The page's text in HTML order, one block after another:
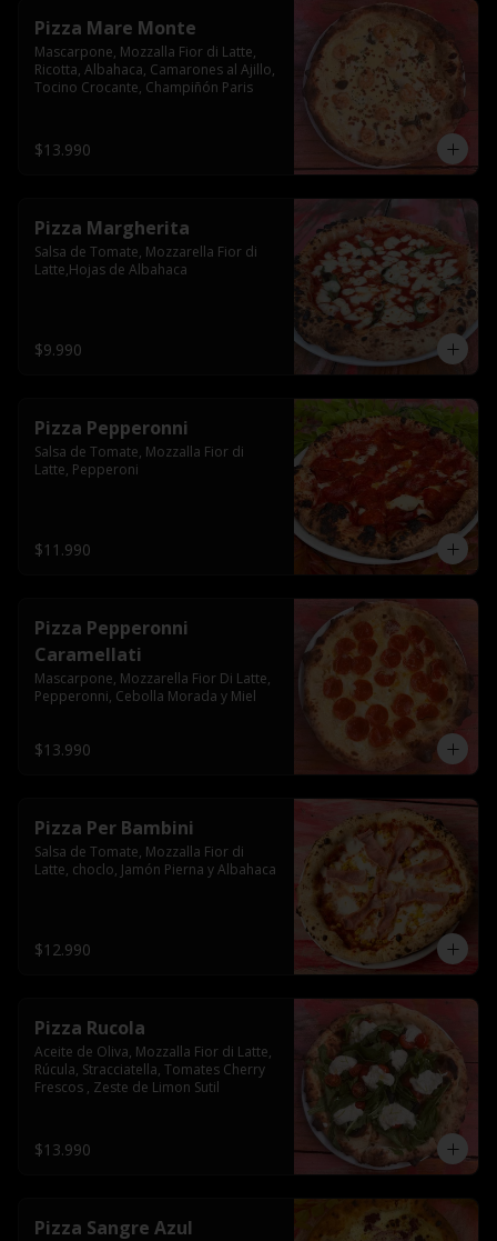
Pizza Mare Monte
Mascarpone, Mozzalla Fior di Latte,
Ricotta, Albahaca, Camarones al Ajillo,
Tocino Crocante, Champiñón Paris
$13.990
Pizza Margherita
Salsa de Tomate, Mozzarella Fior di
Latte,Hojas de Albahaca
$9.990
Pizza Pepperonni
Salsa de Tomate, Mozzalla Fior di
Latte, Pepperoni
$11.990
Pizza Pepperonni
Caramellati
Mascarpone, Mozzarella Fior Di Latte,
Pepperonni, Cebolla Morada y Miel
$13.990
Pizza Per Bambini
Salsa de Tomate, Mozzalla Fior di
Latte, choclo, Jamón Pierna y Albahaca
$12.990
Pizza Rucola
Aceite de Oliva, Mozzalla Fior di Latte,
Rúcula, Stracciatella, Tomates Cherry
Frescos , Zeste de Limon Sutil
$13.990
Pizza Sangre Azul